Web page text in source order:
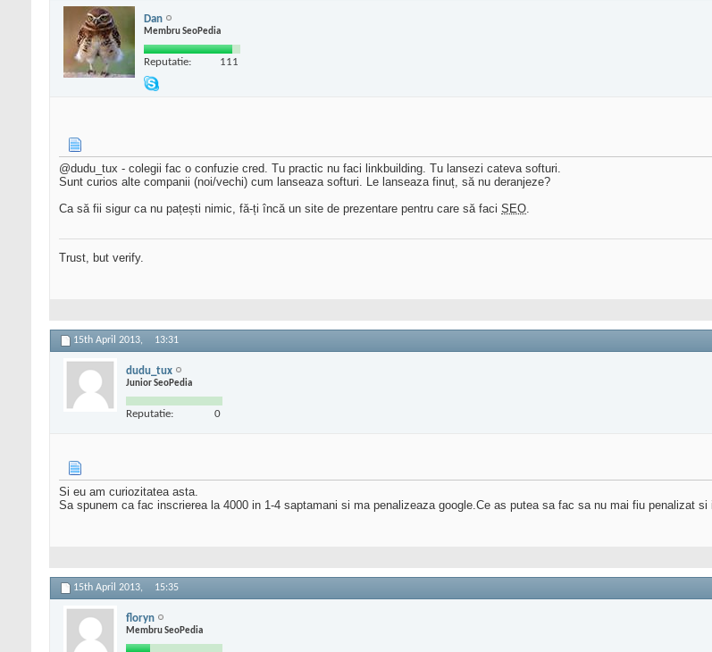
Dan
Membru SeoPedia
Reputatie: 111
@dudu_tux - colegii fac o confuzie cred. Tu practic nu faci linkbuilding. Tu lansezi cateva softuri.
Sunt curios alte companii (noi/vechi) cum lanseaza softuri. Le lanseaza finuț, să nu deranjeze?
Ca să fii sigur ca nu pațești nimic, fă-ți încă un site de prezentare pentru care să faci SEO.
Trust, but verify.
15th April 2013, 13:31
dudu_tux
Junior SeoPedia
Reputatie: 0
Si eu am curiozitatea asta.
Sa spunem ca fac inscrierea la 4000 in 1-4 saptamani si ma penalizeaza google.Ce as putea sa fac sa nu mai fiu penalizat
15th April 2013, 15:35
floryn
Membru SeoPedia